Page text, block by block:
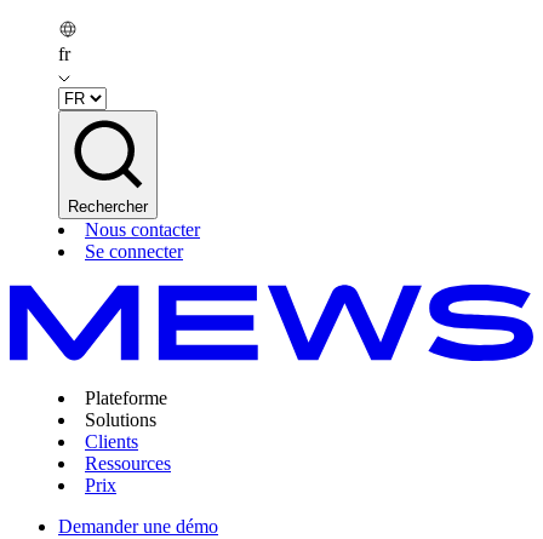
fr
Rechercher
Nous contacter
Se connecter
Plateforme
Solutions
Clients
Ressources
Prix
Demander une démo